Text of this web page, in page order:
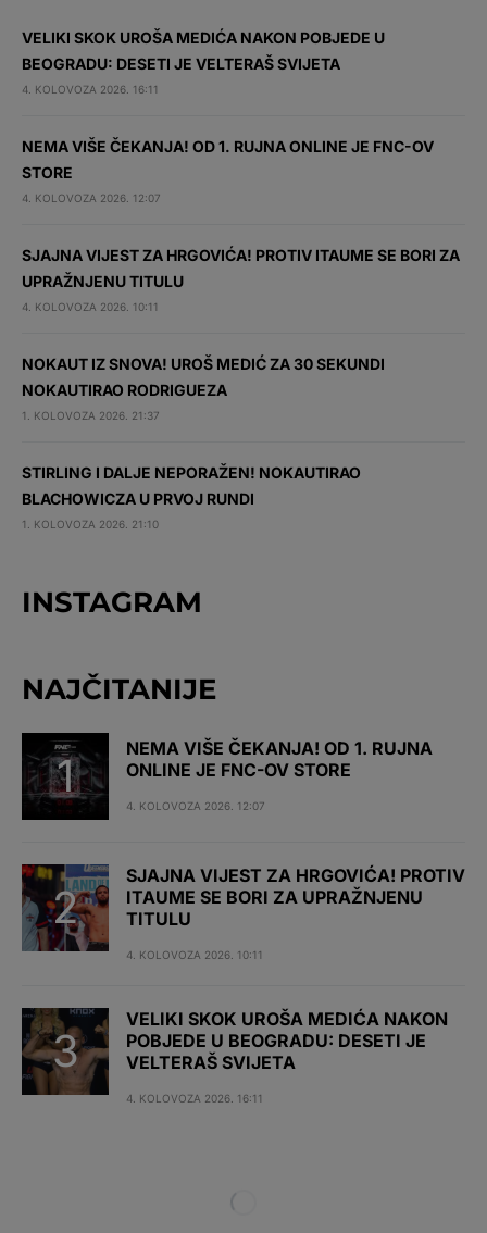
VELIKI SKOK UROŠA MEDIĆA NAKON POBJEDE U
BEOGRADU: DESETI JE VELTERAŠ SVIJETA
4. KOLOVOZA 2026. 16:11
NEMA VIŠE ČEKANJA! OD 1. RUJNA ONLINE JE FNC-OV
STORE
4. KOLOVOZA 2026. 12:07
SJAJNA VIJEST ZA HRGOVIĆA! PROTIV ITAUME SE BORI ZA
UPRAŽNJENU TITULU
4. KOLOVOZA 2026. 10:11
NOKAUT IZ SNOVA! UROŠ MEDIĆ ZA 30 SEKUNDI
NOKAUTIRAO RODRIGUEZA
1. KOLOVOZA 2026. 21:37
STIRLING I DALJE NEPORAŽEN! NOKAUTIRAO
BLACHOWICZA U PRVOJ RUNDI
1. KOLOVOZA 2026. 21:10
INSTAGRAM
NAJČITANIJE
NEMA VIŠE ČEKANJA! OD 1. RUJNA
ONLINE JE FNC-OV STORE
4. KOLOVOZA 2026. 12:07
SJAJNA VIJEST ZA HRGOVIĆA! PROTIV
ITAUME SE BORI ZA UPRAŽNJENU
TITULU
4. KOLOVOZA 2026. 10:11
VELIKI SKOK UROŠA MEDIĆA NAKON
POBJEDE U BEOGRADU: DESETI JE
VELTERAŠ SVIJETA
4. KOLOVOZA 2026. 16:11